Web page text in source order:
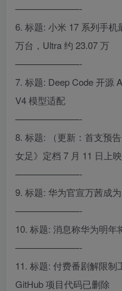
———————-
6. 标题: 小米 17 系列手
万台，Ultra 约 23.07 万
———————-
7. 标题: Deep Code 开源
V4 模型适配
———————-
8. 标题: （更新：首支预
女足》定档 7 月 11 日上映
———————-
9. 标题: 华为官宣万茜成
———————-
10. 标题: 消息称华为明年
———————-
11. 标题: 付费番剧解限制
GitHub 项目代码已删除